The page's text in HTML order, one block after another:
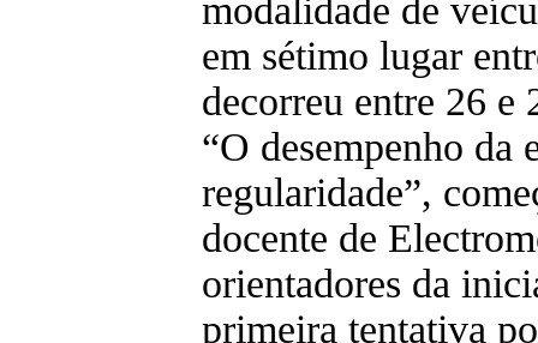
modalidade de
em sétimo lugar
decorreu entre 26 e
“O desempenho
regularidade”,
docente de
orientadores da
primeira tentativa